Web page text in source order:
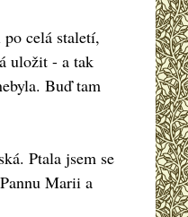
celá staletí,
uložit - a tak
Buď tam
Ptala jsem se
Marii a